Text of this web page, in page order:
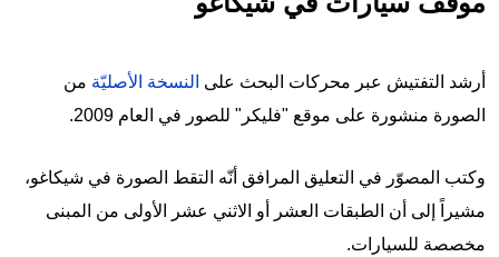
أرشد التفتيش عبر محركات البحث على النسخة الأصليّة من
الصورة منشورة على موقع "فليكر" للصور في العام 2009.
وكتب المصوّر في التعليق المرافق أنّه التقط الصورة في شيكاغو،
مشيراً إلى أن الطبقات العشر أو الاثني عشر الأولى من المبنى
مخصصة للسيارات.